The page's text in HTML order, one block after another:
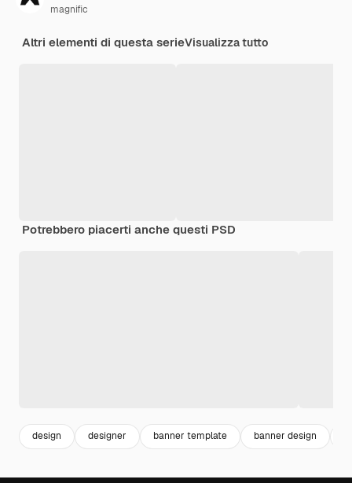
magnific
Altri elementi di questa serieVisualizza tutto
Potrebbero piacerti anche questi PSD
design designer banner template banner design